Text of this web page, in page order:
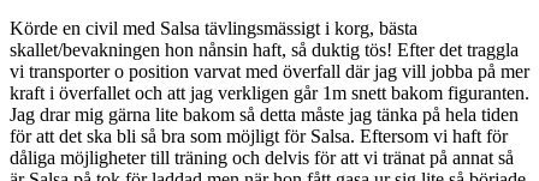
Körde en civil med Salsa tävlingsmässigt i korg, bästa
skallet/bevakningen hon nånsin haft, så duktig tös! Efter det traggla
vi transporter o position varvat med överfall där jag vill jobba på mer
kraft i överfallet och att jag verkligen går 1m snett bakom figuranten.
Jag drar mig gärna lite bakom så detta måste jag tänka på hela tiden
för att det ska bli så bra som möjligt för Salsa. Eftersom vi haft för
dåliga möjligheter till träning och delvis för att vi tränat på annat så